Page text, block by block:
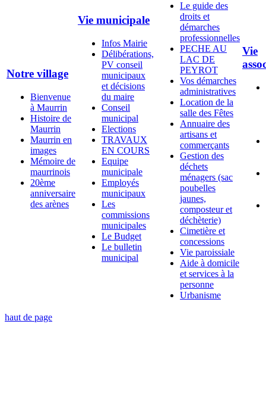
Notre village
Bienvenue
à Maurrin
Histoire de
Maurrin
Maurrin en
images
Mémoire de
maurrinois
20ème
anniversaire
des arènes
Vie municipale
Infos Mairie
Délibérations,
PV conseil
municipaux
et décisions
du maire
Conseil
municipal
Elections
TRAVAUX
EN COURS
Equipe
municipale
Employés
municipaux
Les
commissions
municipales
Le Budget
Le bulletin
municipal
Le guide des
droits et
démarches
professionnelles
PECHE AU
LAC DE
PEYROT
Vos démarches
administratives
Location de la
salle des Fêtes
Annuaire des
artisans et
commerçants
Gestion des
déchets
ménagers (sac
poubelles
jaunes,
composteur et
déchèterie)
Cimetière et
concessions
Vie paroissiale
Aide à domicile
et services à la
personne
Urbanisme
Vie
haut de page